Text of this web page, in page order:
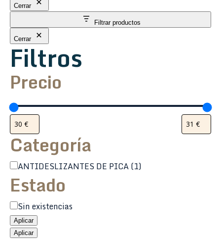
Cerrar
Filtrar productos
Cerrar
Filtros
Precio
Categoría
Categoría
ANTIDESLIZANTES DE PICA(1)
Estado
Estado
Sin existencias
Aplicar
Aplicar